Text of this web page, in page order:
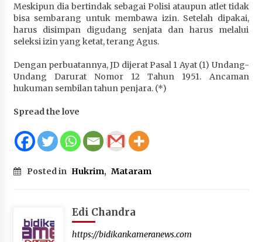
Meskipun dia bertindak sebagai Polisi ataupun atlet tidak
bisa sembarang untuk membawa izin. Setelah dipakai,
harus disimpan digudang senjata dan harus melalui
seleksi izin yang ketat, terang Agus.
Dengan perbuatannya, JD dijerat Pasal 1 Ayat (1) Undang-
Undang Darurat Nomor 12 Tahun 1951. Ancaman
hukuman sembilan tahun penjara. (*)
Spread the love
Posted in Hukrim, Mataram
Edi Chandra
https://bidikankameranews.com